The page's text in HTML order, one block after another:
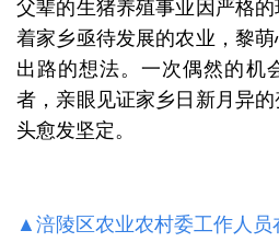
父辈的生猪养殖事业因严格
着家乡亟待发展的农业，黎
出路的想法。一次偶然的机
者，亲眼见证家乡日新月异
头愈发坚定。
▲涪陵区农业农村委工作人员